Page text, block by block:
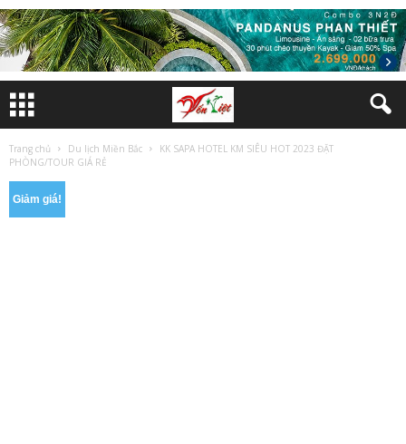
Trang chủ Du lịch Miền Bắc
KK SAPA HOTEL KM SIÊU HOT 2023 ĐẶT
PHÒNG/TOUR GIÁ RẺ
Giảm giá!